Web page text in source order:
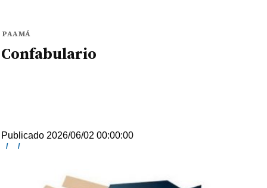
PAAMÁ
Confabulario
Publicado 2026/06/02 00:00:00
/ /